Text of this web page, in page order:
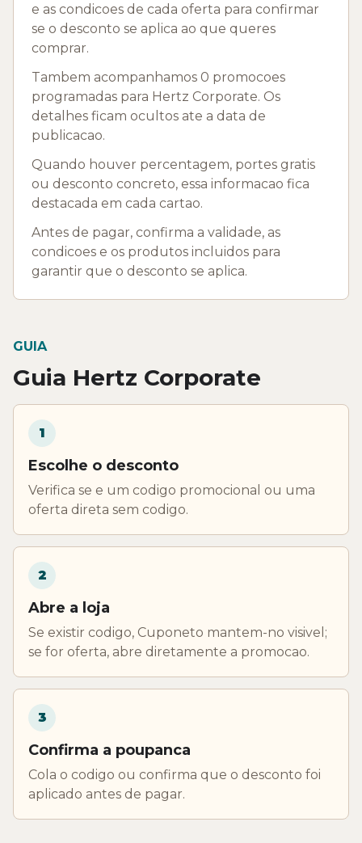
e as condicoes de cada oferta para confirmar
se o desconto se aplica ao que queres
comprar.
Tambem acompanhamos 0 promocoes
programadas para Hertz Corporate. Os
detalhes ficam ocultos ate a data de
publicacao.
Quando houver percentagem, portes gratis
ou desconto concreto, essa informacao fica
destacada em cada cartao.
Antes de pagar, confirma a validade, as
condicoes e os produtos incluidos para
garantir que o desconto se aplica.
GUIA
Guia Hertz Corporate
1
Escolhe o desconto
Verifica se e um codigo promocional ou uma
oferta direta sem codigo.
2
Abre a loja
Se existir codigo, Cuponeto mantem-no visivel;
se for oferta, abre diretamente a promocao.
3
Confirma a poupanca
Cola o codigo ou confirma que o desconto foi
aplicado antes de pagar.